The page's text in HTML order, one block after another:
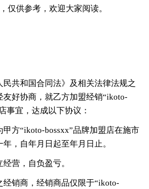
仅供参考，欢迎大家阅读。
民共和国合同法》及相关法律法规之
友好协商，就乙方加盟经销“ikoto-
事宜，达成以下协议：
甲方“ikoto-bossxx”品牌加盟店在施市
，自年月日起至年月日止。
营，自负盈亏。
经销商，经销商品仅限于“ikoto-